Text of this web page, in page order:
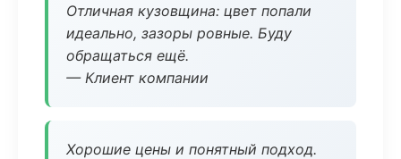
Отличная кузовщина: цвет попали
идеально, зазоры ровные. Буду
обращаться ещё.
— Клиент компании
Хорошие цены и понятный подход.